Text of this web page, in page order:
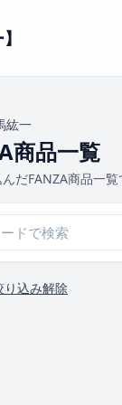
紘一
商品一覧
だFANZA商品一覧
り込み解除